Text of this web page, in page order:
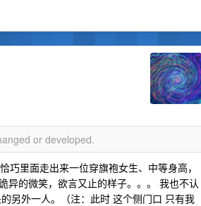
or developed.
里面走出来一位穿旗袍女生、中等身高，
异的微笑，欲言又止的样子。。。 我也不认
另外一人。（注：此时 这个侧门口 只有我